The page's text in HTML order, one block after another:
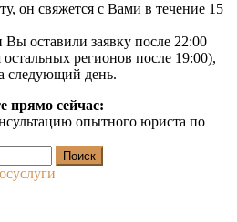
он свяжется с Вами в течение 15
Вы оставили заявку после 22:00
регионов после 19:00),
следующий день.
прямо сейчас:
опытного юриста по